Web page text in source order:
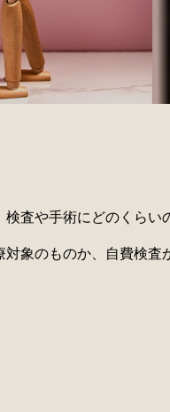
査や手術にどのくらい
象のものか、自費検査